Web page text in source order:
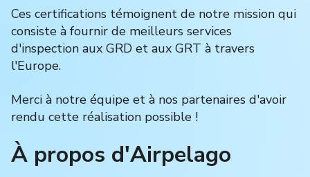
Ces certifications témoignent de notre mission qui
consiste à fournir de meilleurs services
d'inspection aux GRD et aux GRT à travers
l'Europe.
Merci à notre équipe et à nos partenaires d'avoir
rendu cette réalisation possible !
À propos d'Airpelago